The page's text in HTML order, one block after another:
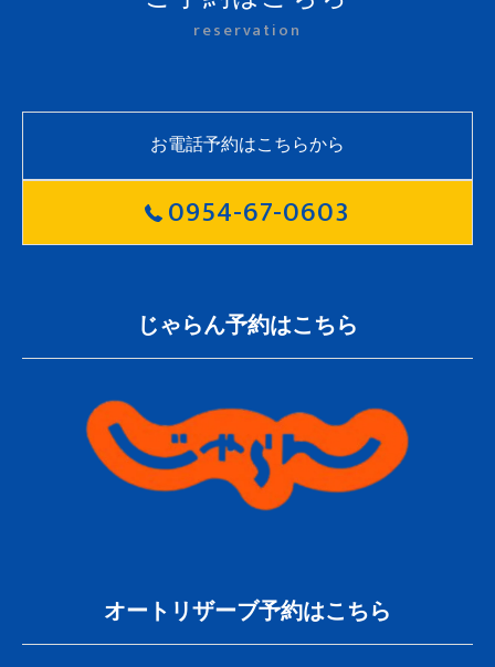
reservation
お電話予約はこちらから
0954-67-0603
じゃらん予約はこちら
オートリザーブ予約はこちら